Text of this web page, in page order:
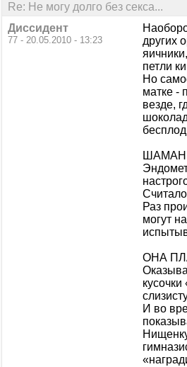
Re: Не могу долго без секса...
Диссидент
77 - 20.05.2010 - 13:23
других
петли
Но
матке -
везде,
ШАМАН
Раз
могут
ОНА
И во